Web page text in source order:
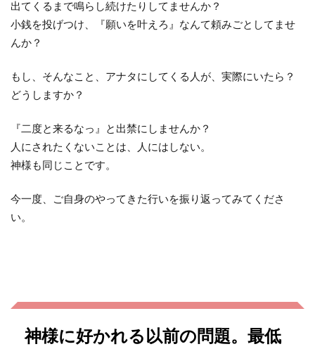
出てくるまで鳴らし続けたりしてませんか？
小銭を投げつけ、『願いを叶えろ』なんて頼みごとしてませ
んか？
もし、そんなこと、アナタにしてくる人が、実際にいたら？
どうしますか？
『二度と来るなっ』と出禁にしませんか？
人にされたくないことは、人にはしない。
神様も同じことです。
今一度、ご自身のやってきた行いを振り返ってみてくださ
い。
神様に好かれる以前の問題。最低